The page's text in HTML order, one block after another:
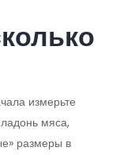
измерьте
мяса,
размеры в